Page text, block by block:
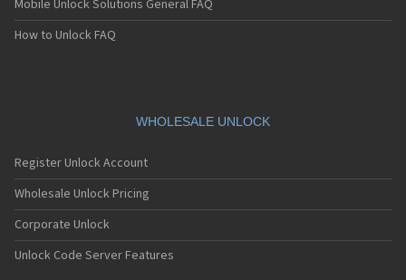
Sagem MC939
Sagem MC940
Sagem MC942
Sagem MC956
Sagem MC959
Sagem MC959 R
Sagem MU2005
Sagem MW-X1
Sagem MW3020
Sagem MW3022
Mobile Unlock Solutions General FAQ
How to Unlock FAQ
WHOLESALE UNLOCK
Register Unlock Account
Wholesale Unlock Pricing
Corporate Unlock
Unlock Code Server Features